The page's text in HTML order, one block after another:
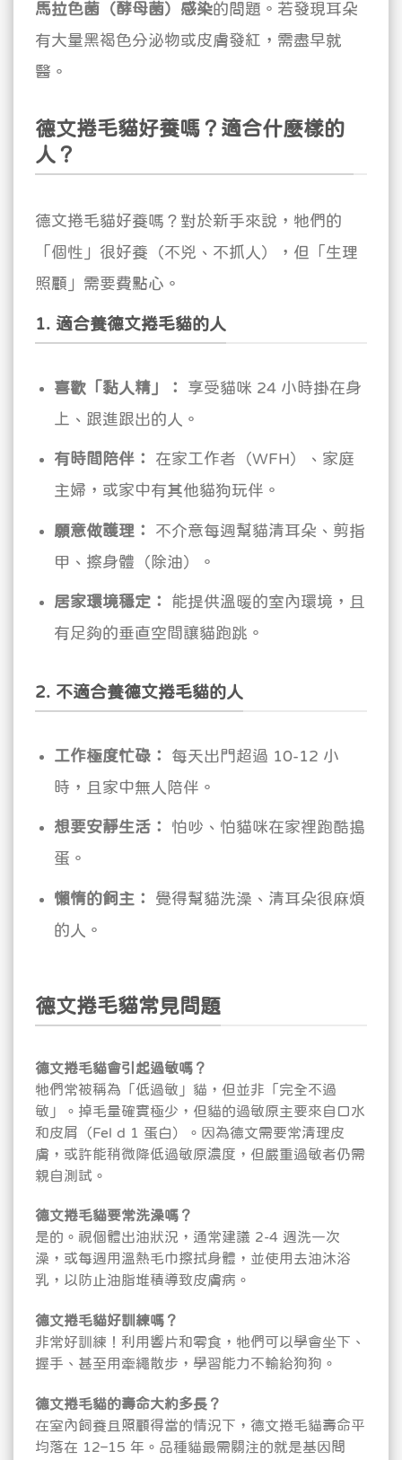
馬拉色菌（酵母菌）感染的問題。若發現耳朵
有大量黑褐色分泌物或皮膚發紅，需盡早就
醫。
德文捲毛貓好養嗎？適合什麼樣的
人？
德文捲毛貓好養嗎？對於新手來說，牠們的
「個性」很好養（不兇、不抓人），但「生理
照顧」需要費點心。
1. 適合養德文捲毛貓的人
喜歡「黏人精」：
享受貓咪 24 小時掛在身
上、跟進跟出的人。
有時間陪伴：
在家工作者（WFH）、家庭
主婦，或家中有其他貓狗玩伴。
願意做護理：
不介意每週幫貓清耳朵、剪指
甲、擦身體（除油）。
居家環境穩定：
能提供溫暖的室內環境，且
有足夠的垂直空間讓貓跑跳。
2. 不適合養德文捲毛貓的人
工作極度忙碌：
每天出門超過 10-12 小
時，且家中無人陪伴。
想要安靜生活：
怕吵、怕貓咪在家裡跑酷搗
蛋。
懶惰的飼主：
覺得幫貓洗澡、清耳朵很麻煩
的人。
德文捲毛貓常見問題
德文捲毛貓會引起過敏嗎？
牠們常被稱為「低過敏」貓，但並非「完全不過
敏」。掉毛量確實極少，但貓的過敏原主要來自口水
和皮屑（Fel d 1 蛋白）。因為德文需要常清理皮
膚，或許能稍微降低過敏原濃度，但嚴重過敏者仍需
親自測試。
德文捲毛貓要常洗澡嗎？
是的。視個體出油狀況，通常建議 2-4 週洗一次
澡，或每週用溫熱毛巾擦拭身體，並使用去油沐浴
乳，以防止油脂堆積導致皮膚病。
德文捲毛貓好訓練嗎？
非常好訓練！利用響片和零食，牠們可以學會坐下、
握手、甚至用牽繩散步，學習能力不輸給狗狗。
德文捲毛貓的壽命大約多長？
在室內飼養且照顧得當的情況下，德文捲毛貓壽命平
均落在 12–15 年。品種貓最需關注的就是基因問